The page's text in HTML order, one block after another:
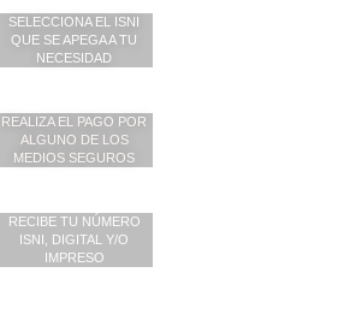
SELECCIONA EL ISNI
QUE SE APEGA A TU
NECESIDAD
REALIZA EL PAGO POR
ALGUNO DE LOS
MEDIOS SEGUROS
RECIBE TU NÚMERO
ISNI, DIGITAL Y/O
IMPRESO